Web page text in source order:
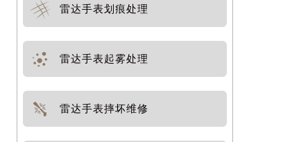
雷达手表划痕处理
雷达手表起雾处理
雷达手表摔坏维修